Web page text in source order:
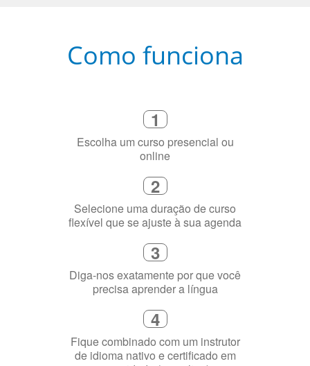
1
Escolha um curso presencial ou
online
2
Selecione uma duração de curso
flexível que se ajuste à sua agenda
3
Diga-nos exatamente por que você
precisa aprender a língua
4